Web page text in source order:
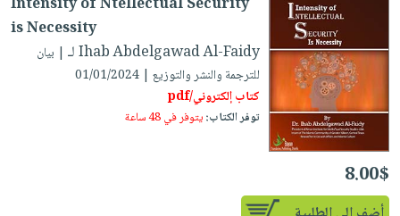
Intensity of Ntellectual Security
is Necessity
لـ Ihab Abdelgawad Al-Faidy | بيان
للترجمة والنشر والتوزيع | 01/01/2024
كتاب إلكتروني/pdf
توفر الكتاب:يتوفر في 48 ساعة
8.00$